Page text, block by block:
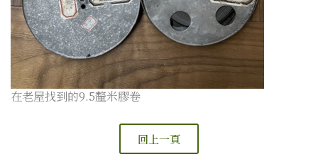
在老屋找到的9.5釐米膠卷
回上一頁